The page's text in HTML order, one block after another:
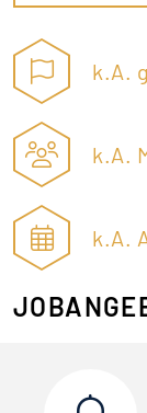
k.A.
k.A.
k.A.